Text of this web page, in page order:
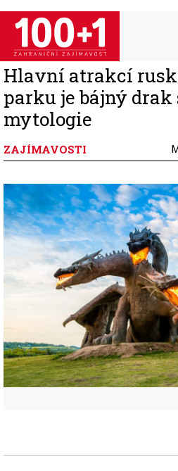
Přejít
hlavnímu
obsahu
Hlavní atrakcí
parku je bájný
mytologie
ZAJÍMAVOSTI